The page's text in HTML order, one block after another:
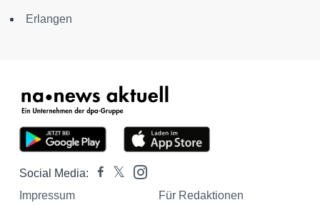
Erlangen
Social Media:
Impressum
Für Redaktionen